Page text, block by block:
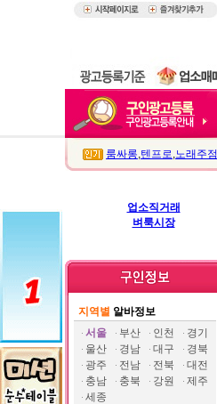
룸싸롱,텐프로,노래주점
업소직거래
벼룩시장
지역별 알바정보
서울
부산 인천
경기
울산
경남 대구
경북
광주
전남 전북
대전
충남
충북 강원
제주
세종